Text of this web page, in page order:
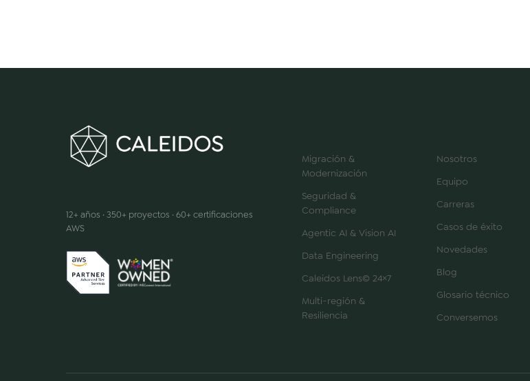
12+ años · 350+ proyectos · 60+ certificaciones
AWS
Migración &
Modernización
Seguridad &
Compliance
Agentic AI & Vision AI
Data Engineering
Caleidos Lens© 24×7
Multi-región &
Resiliencia
Nosotros
Equipo
Carreras
Casos de éxito
Novedades
Blog
Glosario técnico
Conversemos